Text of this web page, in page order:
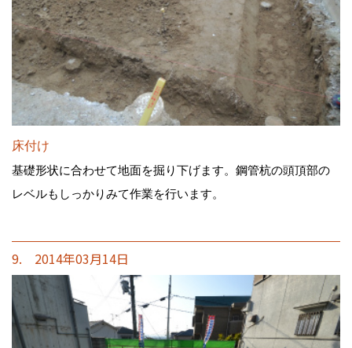
床付け
基礎形状に合わせて地面を掘り下げます。鋼管杭の頭頂部の
レベルもしっかりみて作業を行います。
9. 2014年03月14日